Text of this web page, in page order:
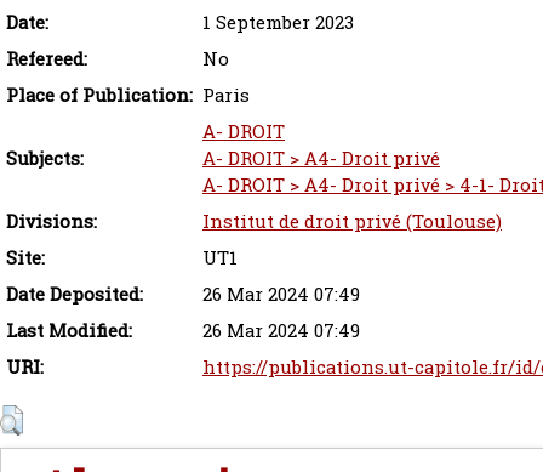
Date:
1 September 2023
Refereed:
No
Place of Publication: Paris
Subjects:
A- DROIT
A- DROIT > A4- Droit privé
A- DROIT > A4- Droit privé > 4-1-
Divisions:
Institut de droit privé (Toulouse)
Site:
UT1
Date Deposited:
26 Mar 2024 07:49
Last Modified:
26 Mar 2024 07:49
URI:
https://publications.ut-capitole.fr/